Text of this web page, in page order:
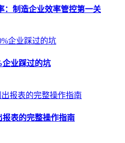
：制造企业效率管控第一关
企业踩过的坑
表的完整操作指南